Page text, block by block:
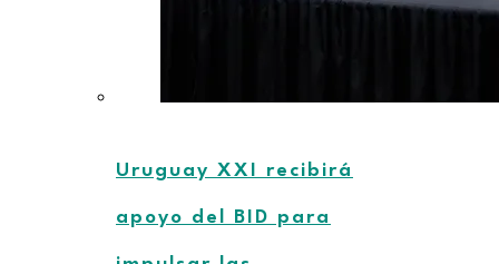
Uruguay XXI recibirá
apoyo del BID para